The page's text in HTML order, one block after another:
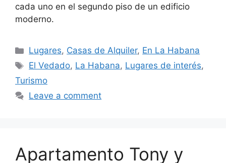
cada uno en el segundo piso de un edificio
moderno.
Categories
Lugares, Casas de Alquiler, En La Habana
Tags
El Vedado, La Habana, Lugares de interés,
Turismo
Leave a comment
Apartamento Tony y